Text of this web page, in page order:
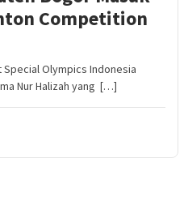
Competition
Olympics Indonesia
Nur Halizah yang […]